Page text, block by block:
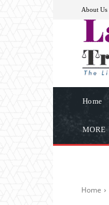
About Us
Home
MORE
Home